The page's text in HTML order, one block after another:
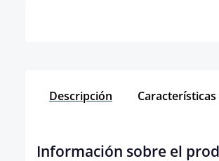
Descripción Características
Información sobre el